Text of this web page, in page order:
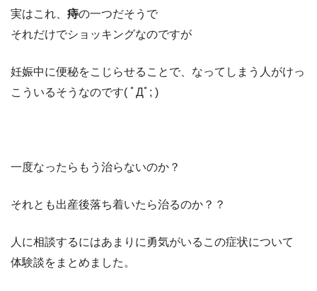
実はこれ、 痔の一つだそうで
それだけでショッキングなのですが
妊娠中に便秘をこじらせることで、なってしまう人がけっ
こういるそうなのです( ﾟДﾟ; )
一度なったらもう治らないのか？
それとも出産後落ち着いたら治るのか？？
人に相談するにはあまりに勇気がいるこの症状について
体験談をまとめました。